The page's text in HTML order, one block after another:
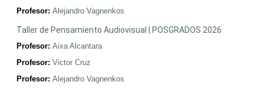
Profesor: Alejandro Vagnenkos
Taller de Pensamiento Audiovisual | POSGRADOS 2026
Profesor: Aixa Alcantara
Profesor: Victor Cruz
Profesor: Alejandro Vagnenkos